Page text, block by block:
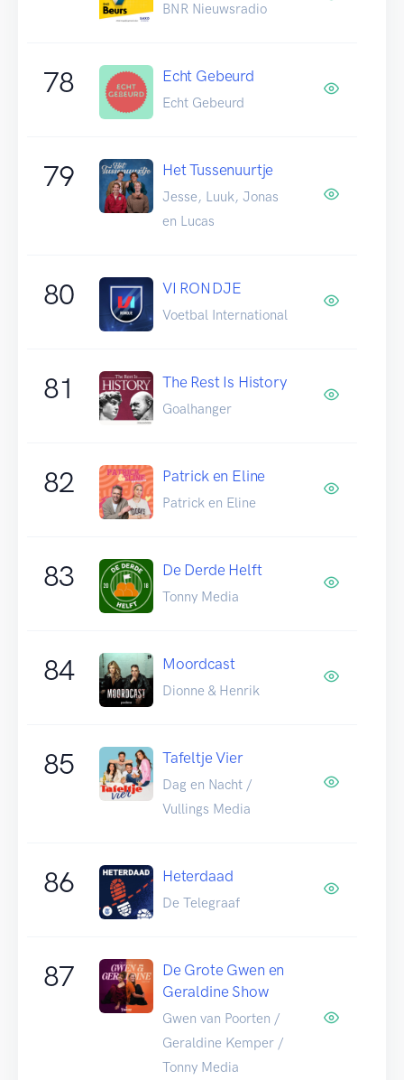
BNR Nieuwsradio
78 Echt Gebeurd
Echt Gebeurd
79 Het Tussenuurtje
Jesse, Luuk, Jonas
en Lucas
80 VI RONDJE
Voetbal International
81 The Rest Is History
Goalhanger
82 Patrick en Eline
Patrick en Eline
83 De Derde Helft
Tonny Media
84 Moordcast
Dionne & Henrik
85 Tafeltje Vier
Dag en Nacht /
Vullings Media
86 Heterdaad
De Telegraaf
87
De Grote Gwen en
Geraldine Show
Gwen van Poorten /
Geraldine Kemper /
Tonny Media